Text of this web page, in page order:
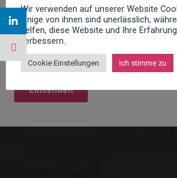
Wir verwenden auf unserer Website
Einige von ihnen sind unerlässlich,
helfen, diese Website und Ihre
verbessern.
Cookie Einstellungen Ich stimme zu